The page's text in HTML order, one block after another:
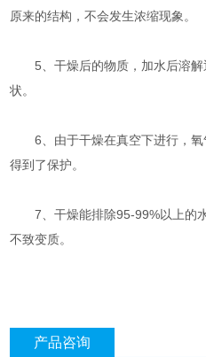
原来的结构，不会发生浓缩现象。
5、干燥后的物质，加水后溶解
状。
6、由于干燥在真空下进行，氧
得到了保护。
7、干燥能排除95-99%以上的
不致变质。
产品咨询